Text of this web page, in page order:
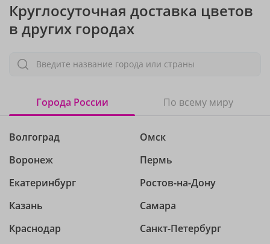
Круглосуточная доставка цветов
в других городах
Введите название города или страны
Города России По всему миру
Волгоград
Воронеж
Екатеринбург
Казань
Краснодар
Омск
Пермь
Ростов-на-Дону
Самара
Санкт-Петербург